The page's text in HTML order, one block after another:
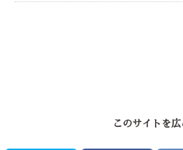
このサイトを広